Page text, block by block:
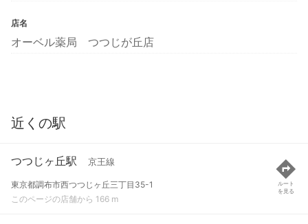
店名
オーベル薬局 つつじが丘店
近くの駅
つつじヶ丘駅 京王線
東京都調布市西つつじヶ丘三丁目35-1
このページの店舗から 166 m
ルート
を見る